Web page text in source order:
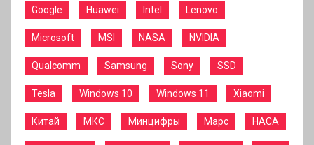
Google Huawei Intel Lenovo
Microsoft MSI NASA NVIDIA
Qualcomm Samsung Sony SSD
Tesla Windows 10 Windows 11 Xiaomi
Китай МКС Минцифры Марс НАСА